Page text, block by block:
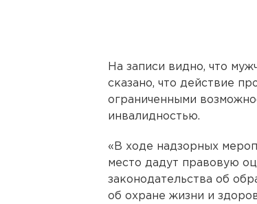
На записи видно, что
сказано, что действие
ограниченными
инвалидностью.
«В ходе надзорных
место дадут правовую
законодательства об
об охране жизни и